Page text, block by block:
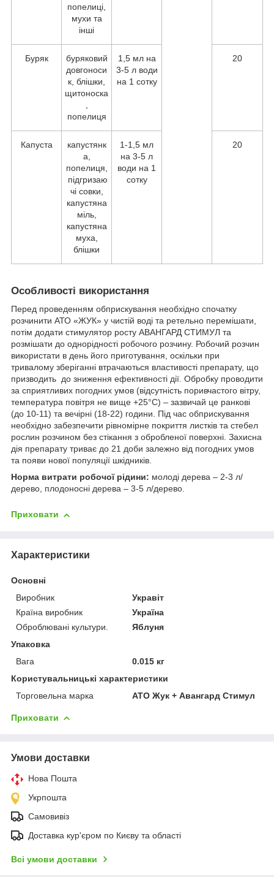
попелиці,
мухи та
інші
Буряк
буряковий
довгоноси
к, блішки,
щитоноска
попелиця
1,5 мл на
3-5 л води
на 1 сотку
20
Капуста
капустянк
а,
попелиця,
підгризаю
чі совки,
капустяна
міль,
капустяна
муха,
блішки
1-1,5 мл
на 3-5 л
води на 1
сотку
20
Особливості використання
Перед проведенням обприскування необхідно спочатку
розчинити АТО «ЖУК» у чистій воді та ретельно перемішати,
потім додати стимулятор росту АВАНГАРД СТИМУЛ та
розмішати до однорідності робочого розчину. Робочий розчин
використати в день його приготування, оскільки при
тривалому зберіганні втрачаються властивості препарату, що
призводить до зниження ефективності дії. Обробку проводити
за сприятливих погодних умов (відсутність поривчастого вітру,
температура повітря не вище +25°С) – зазвичай це ранкові
(до 10-11) та вечірні (18-22) години. Під час обприскування
необхідно забезпечити рівномірне покриття листків та стебел
рослин розчином без стікання з обробленої поверхні. Захисна
дія препарату триває до 21 доби залежно від погодних умов
та появи нової популяції шкідників.
Норма витрати робочої рідини: молоді дерева – 2-3 л/
дерево, плодоносні дерева – 3-5 л/дерево.
Приховати
Характеристики
Основні
Виробник
Укравіт
Країна виробник
Україна
Оброблювані культури.
Яблуня
Упаковка
Вага
0.015 кг
Користувальницькі характеристики
Торговельна марка
АТО Жук + Авангард Стимул
Приховати
Умови доставки
Нова Пошта
Укрпошта
Самовивіз
Доставка кур'єром по Києву та області
Всі умови доставки